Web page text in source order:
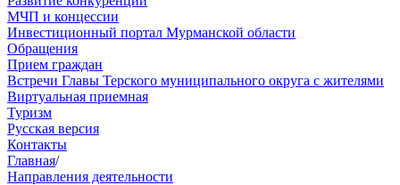
МЧП и концессии
Инвестиционный портал Мурманской области
Обращения
Прием граждан
Встречи Главы Терского муниципального округа с жителями
Виртуальная приемная
Туризм
Русская версия
Контакты
Главная/
Направления деятельности